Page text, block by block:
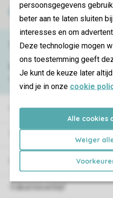
persoonsgegevens
beter aan te laten sluiten
interesses en om
Deze technologie mogen
ons toestemming geeft
Je kunt de keuze later
vind je in onze cookie
Alle cookies
Weiger
Veilige betaling
Vakantieparken
Vakantieverblijf
Service & contact
Contact